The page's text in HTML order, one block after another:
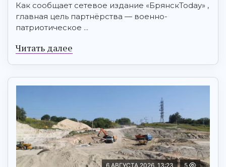
Как сообщает сетевое издание «БрянскToday» ,
главная цель партнёрства — военно-
патриотическое ...
Читать далее
6 АВГУСТА 2026, 13:23 5